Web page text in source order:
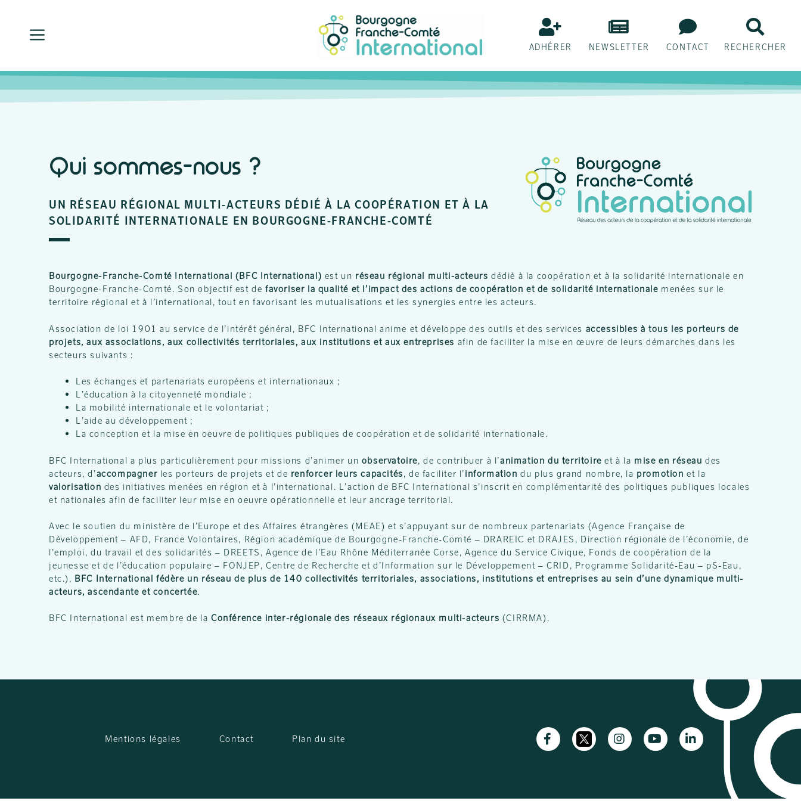
ADHÉRER NEWSLETTER CONTACT RECHERCHER
Qui sommes-nous ?
UN RÉSEAU RÉGIONAL MULTI-ACTEURS DÉDIÉ À LA COOPÉRATION ET À LA
SOLIDARITÉ INTERNATIONALE EN BOURGOGNE-FRANCHE-COMTÉ
Bourgogne-Franche-Comté International (BFC International) est un réseau régional multi-acteurs dédié à la coopération et à la solidarité internationale en
Bourgogne-Franche-Comté. Son objectif est de favoriser la qualité et l’impact des actions de coopération et de solidarité internationale menées sur le
territoire régional et à l’international, tout en favorisant les mutualisations et les synergies entre les acteurs.
Association de loi 1901 au service de l’intérêt général, BFC International anime et développe des outils et des services accessibles à tous les porteurs de
projets, aux associations, aux collectivités territoriales, aux institutions et aux entreprises afin de faciliter la mise en œuvre de leurs démarches dans les
secteurs suivants :
Les échanges et partenariats européens et internationaux ;
L’éducation à la citoyenneté mondiale ;
La mobilité internationale et le volontariat ;
L’aide au développement ;
La conception et la mise en oeuvre de politiques publiques de coopération et de solidarité internationale.
BFC International a plus particulièrement pour missions d’animer un observatoire, de contribuer à l’animation du territoire et à la mise en réseau des
acteurs, d’accompagner les porteurs de projets et de renforcer leurs capacités, de faciliter l’information du plus grand nombre, la promotion et la
valorisation des initiatives menées en région et à l’international. L’action de BFC International s’inscrit en complémentarité des politiques publiques locales
et nationales afin de faciliter leur mise en oeuvre opérationnelle et leur ancrage territorial.
Avec le soutien du ministère de l’Europe et des Affaires étrangères (MEAE) et s’appuyant sur de nombreux partenariats (Agence Française de
Développement – AFD, France Volontaires, Région académique de Bourgogne-Franche-Comté – DRAREIC et DRAJES, Direction régionale de l’économie, de
l’emploi, du travail et des solidarités – DREETS, Agence de l’Eau Rhône Méditerranée Corse, Agence du Service Civique, Fonds de coopération de la
jeunesse et de l’éducation populaire – FONJEP, Centre de Recherche et d’Information sur le Développement – CRID, Programme Solidarité-Eau – pS-Eau,
etc.), BFC International fédère un réseau de plus de 140 collectivités territoriales, associations, institutions et entreprises au sein d’une dynamique multi-
acteurs, ascendante et concertée.
BFC International est membre de la Conférence inter-régionale des réseaux régionaux multi-acteurs (CIRRMA).
Mentions légales Contact Plan du site